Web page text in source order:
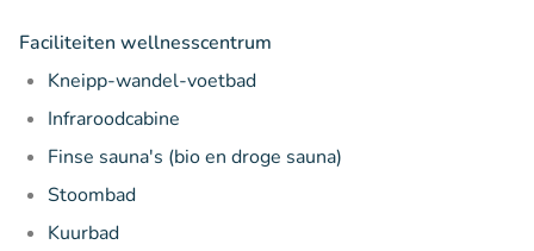
Faciliteiten wellnesscentrum
Kneipp-wandel-voetbad
Infraroodcabine
Finse sauna's (bio en droge sauna)
Stoombad
Kuurbad